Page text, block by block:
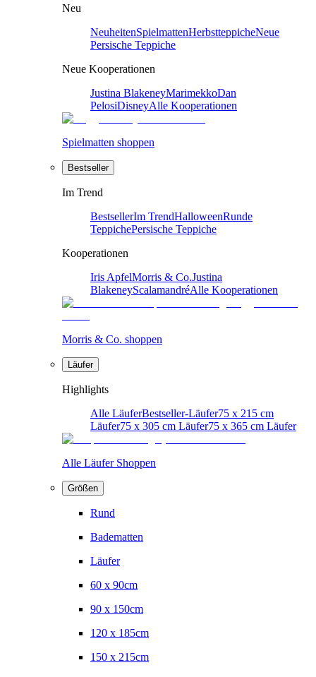
Neu
NeuheitenSpielmattenHerbstteppicheNeue
Persische Teppiche
Neue Kooperationen
Justina BlakeneyMarimekkoDan
PelosiDisneyAlle Kooperationen
Spielmatten shoppen
Bestseller
Im Trend
BestsellerIm TrendHalloweenRunde
TeppichePersische Teppiche
Kooperationen
Iris ApfelMorris & Co.Justina
BlakeneyScalamandréAlle Kooperationen
Morris & Co. shoppen
Läufer
Highlights
Alle LäuferBestseller-Läufer75 x 215 cm
Läufer75 x 305 cm Läufer75 x 365 cm Läufer
Alle Läufer Shoppen
Größen
Rund
Badematten
Läufer
60 x 90cm
90 x 150cm
120 x 185cm
150 x 215cm